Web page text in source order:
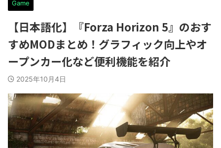
Game
【日本語化】『Forza Horizon 5』のおす
すめMODまとめ！グラフィック向上やオ
ープンカー化など便利機能を紹介
2025年10月4日